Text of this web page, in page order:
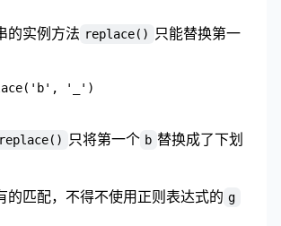
的实例方法 replace()
只能替换第一
'_')
replace() 只将第一个 b 替换成了下划
的匹配，不得不使用正则表达式的 g